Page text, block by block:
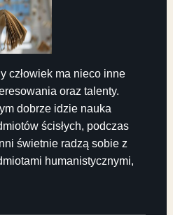
człowiek ma nieco inne
oraz talenty.
dobrze idzie nauka
ścisłych, podczas
świetnie radzą sobie z
humanistycznymi,